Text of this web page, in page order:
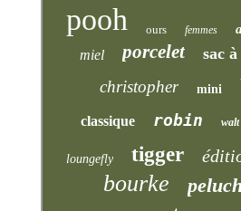
pooh ours femmes
miel porcelet sac
christopher mini
classique robin walt
loungefly tigger
bourke